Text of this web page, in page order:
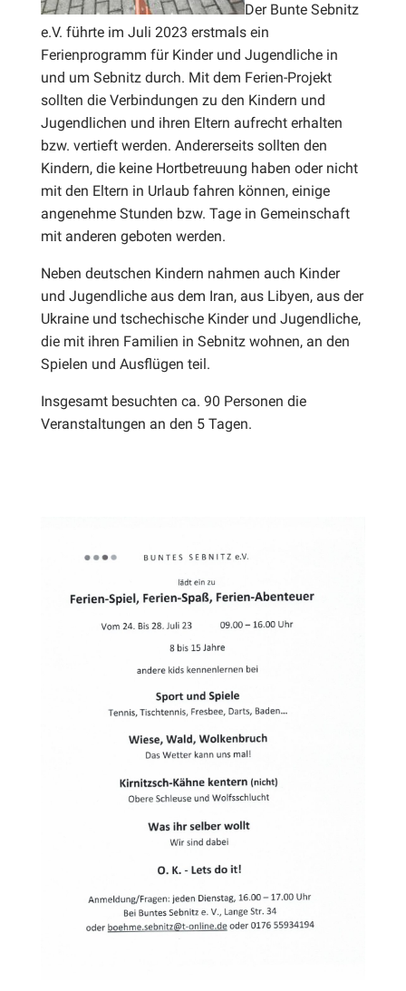
Der Bunte Sebnitz
e.V. führte im Juli 2023 erstmals ein
Ferienprogramm für Kinder und Jugendliche in
und um Sebnitz durch. Mit dem Ferien-Projekt
sollten die Verbindungen zu den Kindern und
Jugendlichen und ihren Eltern aufrecht erhalten
bzw. vertieft werden. Andererseits sollten den
Kindern, die keine Hortbetreuung haben oder nicht
mit den Eltern in Urlaub fahren können, einige
angenehme Stunden bzw. Tage in Gemeinschaft
mit anderen geboten werden.
Neben deutschen Kindern nahmen auch Kinder
und Jugendliche aus dem Iran, aus Libyen, aus der
Ukraine und tschechische Kinder und Jugendliche,
die mit ihren Familien in Sebnitz wohnen, an den
Spielen und Ausflügen teil.
Insgesamt besuchten ca. 90 Personen die
Veranstaltungen an den 5 Tagen.